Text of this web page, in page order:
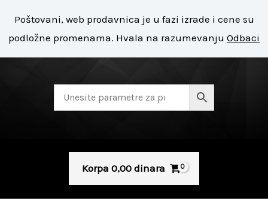
sadržaj
+ 381 11 8127 400
Korpa 0,00 dinara
Poštovani, web prodavnica je u fazi izrade i cene su
podložne promenama. Hvala na razumevanju Odbaci